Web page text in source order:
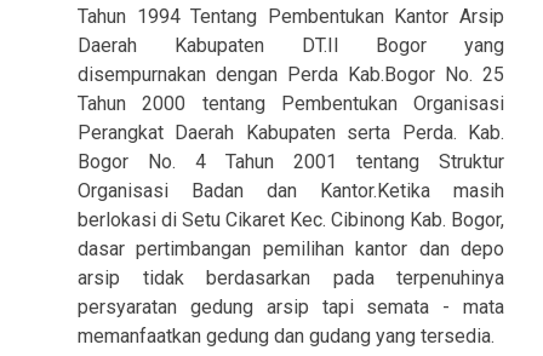
Tahun 1994 Tentang Pembentukan Kantor Arsip
Daerah Kabupaten DT.II Bogor yang
disempurnakan dengan Perda Kab.Bogor No. 25
Tahun 2000 tentang Pembentukan Organisasi
Perangkat Daerah Kabupaten serta Perda. Kab.
Bogor No. 4 Tahun 2001 tentang Struktur
Organisasi Badan dan Kantor.Ketika masih
berlokasi di Setu Cikaret Kec. Cibinong Kab. Bogor,
dasar pertimbangan pemilihan kantor dan depo
arsip tidak berdasarkan pada terpenuhinya
persyaratan gedung arsip tapi semata - mata
memanfaatkan gedung dan gudang yang tersedia.